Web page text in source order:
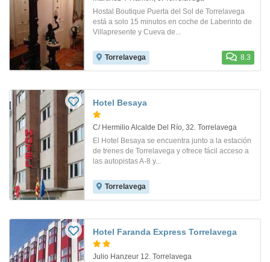
Hostal Boutique Puerta del Sol de Torrelavega
está a solo 15 minutos en coche de Laberinto de
Villapresente y Cueva de...
Torrelavega 8.3
Hotel Besaya
C/ Hermilio Alcalde Del Río, 32. Torrelavega
El Hotel Besaya se encuentra junto a la estación
de trenes de Torrelavega y ofrece fácil acceso a
las autopistas A-8 y...
Torrelavega
Hotel Faranda Express Torrelavega
Julio Hanzeur 12. Torrelavega